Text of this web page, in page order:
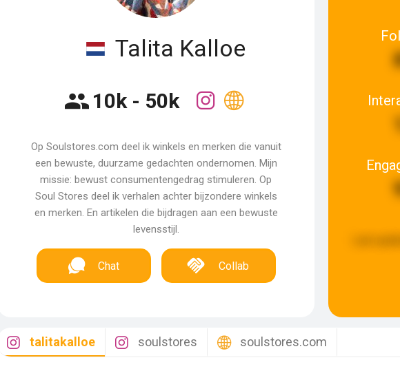
Talita Kalloe
10k - 50k
Op Soulstores.com deel ik winkels en merken die vanuit
een bewuste, duurzame gedachten ondernomen. Mijn
missie: bewust consumentengedrag stimuleren. Op
Soul Stores deel ik verhalen achter bijzondere winkels
en merken. En artikelen die bijdragen aan een bewuste
levensstijl.
Chat Collab
talitakalloe soulstores soulstores.com